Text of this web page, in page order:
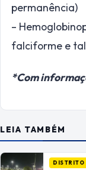
permanência)
–
falciforme e
*Com
LEIA TAMBÉM
DISTRITO